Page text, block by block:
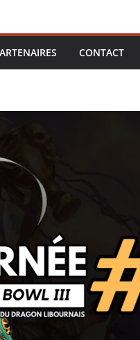
CONTACT